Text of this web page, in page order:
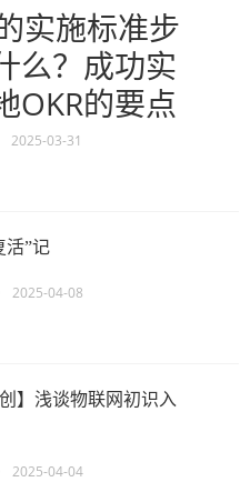
实施标准步
么？成功实
OKR的要点
2025-03-31
活”记
2025-04-08
创】浅谈物联网初识入
2025-04-04